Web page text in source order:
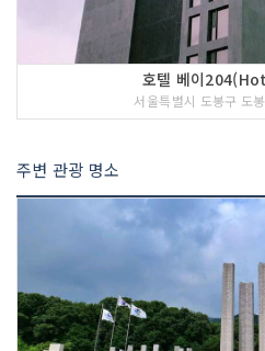
호텔 베이
서울특별시 도봉구 도
주변 관광 명소